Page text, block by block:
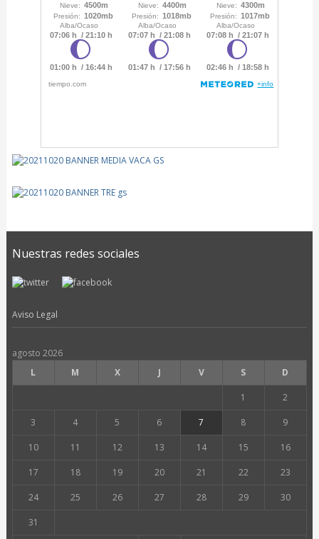
Nuestras redes sociales
Aviso Legal
agosto 2026
L
M X J V S D
1 2
3 4 5 6 7 8 9
10 11 12 13 14 15 16
17 18 19 20 21 22 23
24 25 26 27 28 29 30
31